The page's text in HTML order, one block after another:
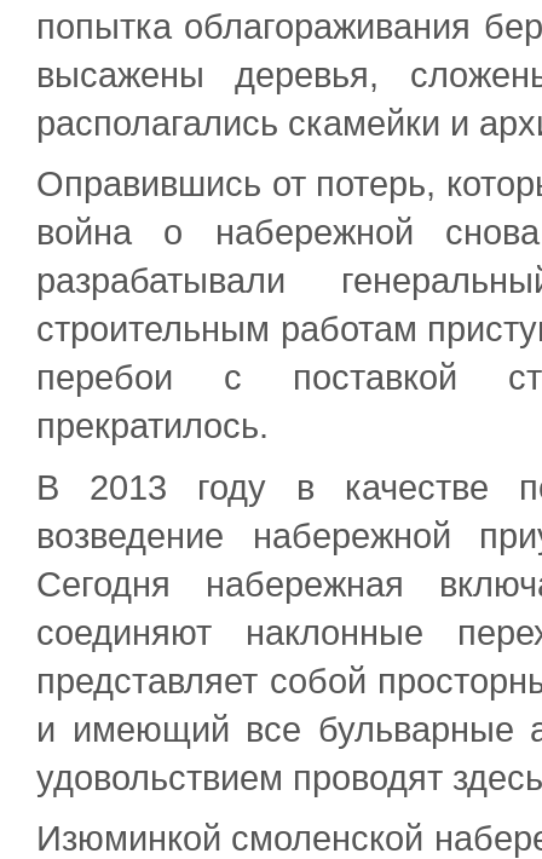
попытка облагораживания
высажены деревья,
располагались скамейки и
Оправившись от потерь,
война о набережной
разрабатывали
строительным работам
перебои с поставкой
прекратилось.
В 2013 году в качестве
возведение набережной
Сегодня набережная
соединяют наклонные
представляет собой
и имеющий все бульварные
удовольствием проводят
Изюминкой смоленской